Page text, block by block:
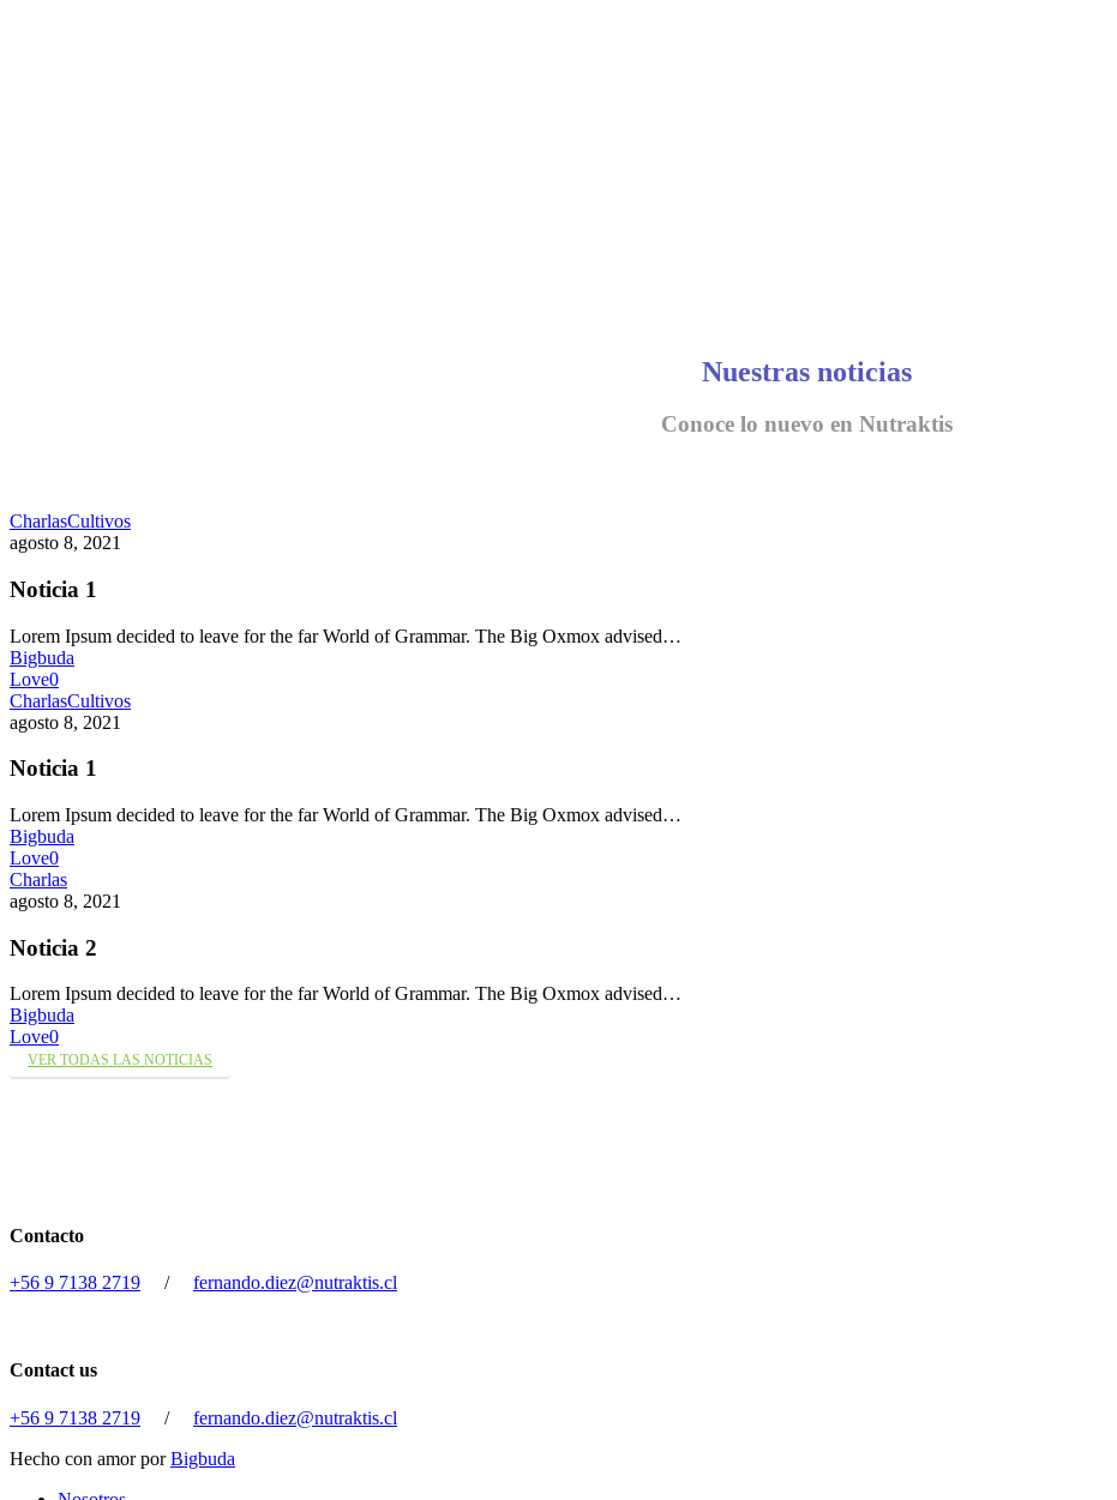
Nuestras noticias
Conoce lo nuevo en Nutraktis
CharlasCultivos
agosto 8, 2021
Noticia 1
Lorem Ipsum decided to leave for the far World of Grammar. The Big Oxmox advised…
Bigbuda
Love0
CharlasCultivos
agosto 8, 2021
Noticia 1
Lorem Ipsum decided to leave for the far World of Grammar. The Big Oxmox advised…
Bigbuda
Love0
Charlas
agosto 8, 2021
Noticia 2
Lorem Ipsum decided to leave for the far World of Grammar. The Big Oxmox advised…
Bigbuda
Love0
VER TODAS LAS NOTICIAS
Contacto
+56 9 7138 2719 / fernando.diez@nutraktis.cl
Contact us
+56 9 7138 2719 / fernando.diez@nutraktis.cl
Hecho con amor porBigbuda